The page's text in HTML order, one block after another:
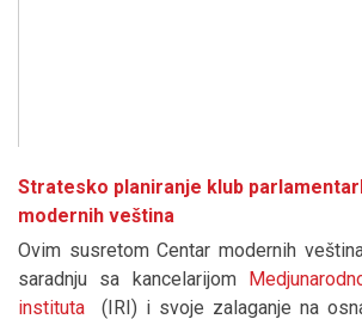
Stratesko planiranje klub
modernih veština
Ovim susretom Centar modernih
saradnju sa kancelarijom
instituta (IRI) i svoje zalaganje na